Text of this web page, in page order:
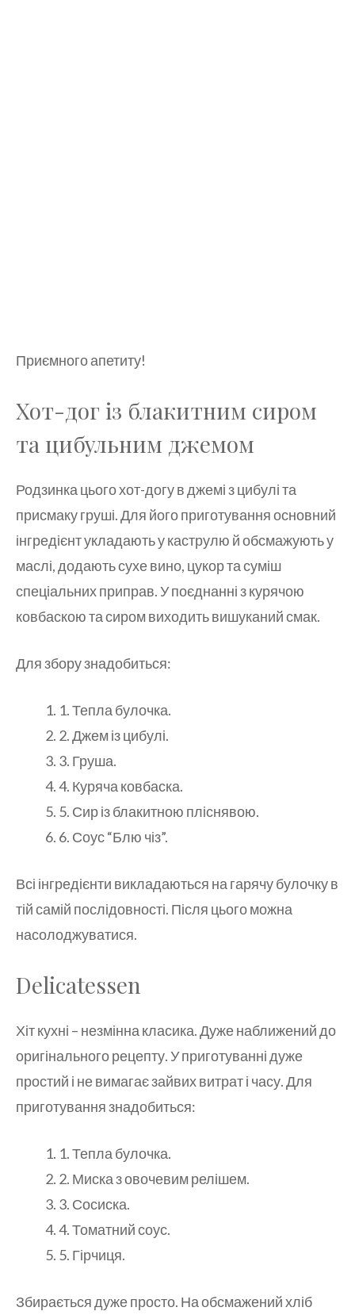
Приємного апетиту!
Хот-дог із блакитним сиром
та цибульним джемом
Родзинка цього хот-догу в джемі з цибулі та
присмаку груші. Для його приготування основний
інгредієнт укладають у каструлю й обсмажують у
маслі, додають сухе вино, цукор та суміш
спеціальних приправ. У поєднанні з курячою
ковбаскою та сиром виходить вишуканий смак.
Для збору знадобиться:
1. Тепла булочка.
2. Джем із цибулі.
3. Груша.
4. Куряча ковбаска.
5. Сир із блакитною пліснявою.
6. Соус “Блю чіз”.
Всі інгредієнти викладаються на гарячу булочку в
тій самій послідовності. Після цього можна
насолоджуватися.
Delicatessen
Хіт кухні – незмінна класика. Дуже наближений до
оригінального рецепту. У приготуванні дуже
простий і не вимагає зайвих витрат і часу. Для
приготування знадобиться:
1. Тепла булочка.
2. Миска з овочевим релішем.
3. Сосиска.
4. Томатний соус.
5. Гірчиця.
Збирається дуже просто. На обсмажений хліб